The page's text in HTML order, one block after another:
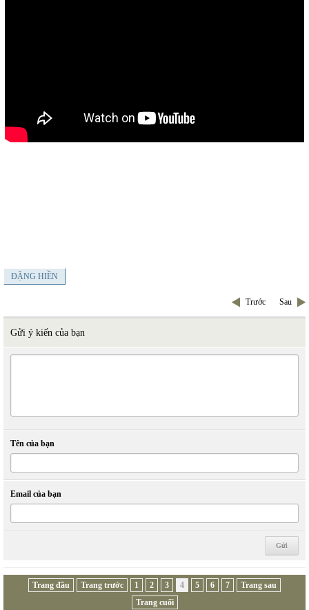
ĐẶNG HIỀN
Trước Sau
Gửi ý kiến của bạn
Tên của bạn
Email của bạn
Trang đầu Trang trước 1 2 3 4 5 6 7
Trang sau
Trang cuối